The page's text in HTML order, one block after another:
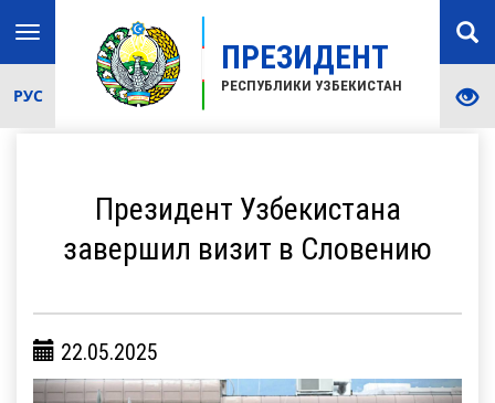
ПРЕЗИДЕНТ
РЕСПУБЛИКИ УЗБЕКИСТАН
Toggle
navigation
РУС
Президент Узбекистана
завершил визит в Словению
22.05.2025